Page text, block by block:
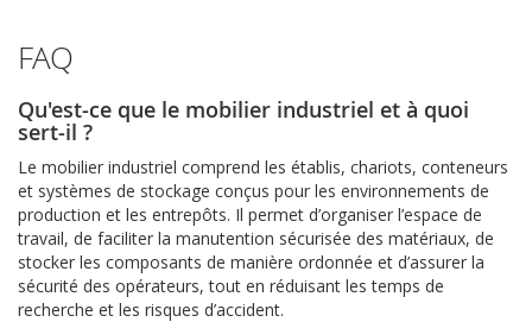
FAQ
Qu'est-ce que le mobilier industriel et à quoi
sert-il ?
Le mobilier industriel comprend les établis, chariots, conteneurs
et systèmes de stockage conçus pour les environnements de
production et les entrepôts. Il permet d’organiser l’espace de
travail, de faciliter la manutention sécurisée des matériaux, de
stocker les composants de manière ordonnée et d’assurer la
sécurité des opérateurs, tout en réduisant les temps de
recherche et les risques d’accident.